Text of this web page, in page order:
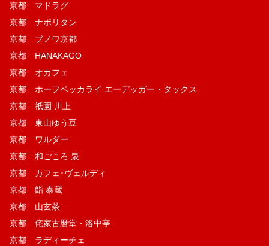
京都 マドラグ
京都 ナポリタン
京都 ブノワ京都
京都 HANAKAGO
京都 オカフェ
京都 ホーフベッカライ エーデッガー・タックス
京都 祇園 川上
京都 東山ゆう豆
京都 ワルダー
京都 和ごころ 泉
京都 カフェ･ヴェルディ
京都 鮨 泰蔵
京都 山玄茶
京都 侘家古暦堂・洛中亭
京都 ラディーチェ